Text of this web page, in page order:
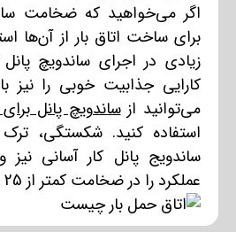
اگر می‌خواهید که ضخامت
برای ساخت اتاق بار از آن‌ها
زیادی در اجرای ساندویچ پانل
کارایی جذابیت خوبی را نیز
می‌توانید ازساندویچ پانل
استفاده کنید. شکستگی،
ساندویج پانل کار آسانی
عملکرد را در ضخامت کمتر از 25 میلی‌متر حفظ کند.